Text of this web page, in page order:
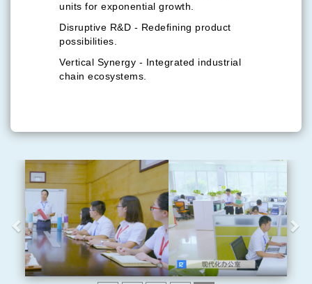
units for exponential growth.
Disruptive R&D - Redefining product
possibilities.
Vertical Synergy - Integrated industrial
chain ecosystems.